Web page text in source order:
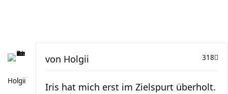
Holgii
318
von Holgii
Iris hat mich erst im Zielspurt überholt.